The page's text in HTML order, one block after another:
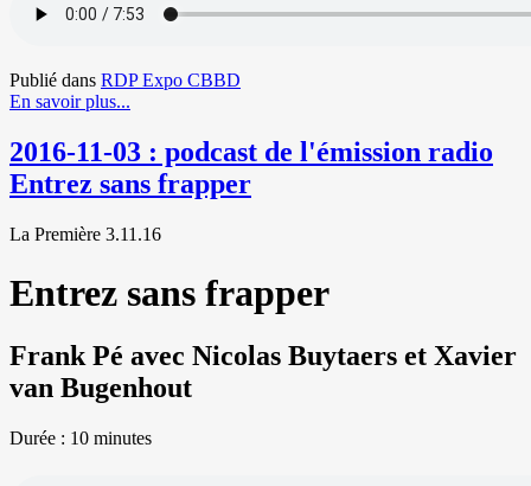
Publié dans RDP Expo CBBD
En savoir plus...
2016-11-03 : podcast de l'émission radio
Entrez sans frapper
La Première 3.11.16
Entrez sans frapper
Frank Pé avec Nicolas Buytaers et Xavier
van Bugenhout
Durée : 10 minutes